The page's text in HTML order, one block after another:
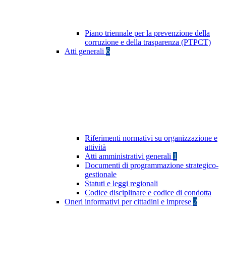
Piano triennale per la prevenzione della
corruzione e della trasparenza (PTPCT)
Atti generali 6
Riferimenti normativi su organizzazione e
attività
Atti amministrativi generali 1
Documenti di programmazione strategico-
gestionale
Statuti e leggi regionali
Codice disciplinare e codice di condotta
Oneri informativi per cittadini e imprese 2